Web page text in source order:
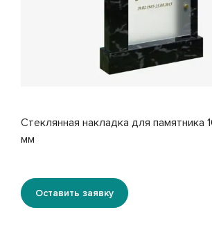
Стеклянная накладка для памятника
мм
Оставить заявку